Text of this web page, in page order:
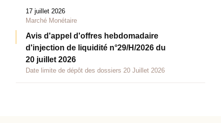
17 juillet 2026
Marché Monétaire
Avis d'appel d'offres hebdomadaire
d'injection de liquidité n°29/H/2026 du
20 juillet 2026
Date limite de dépôt des dossiers 20 Juillet 2026